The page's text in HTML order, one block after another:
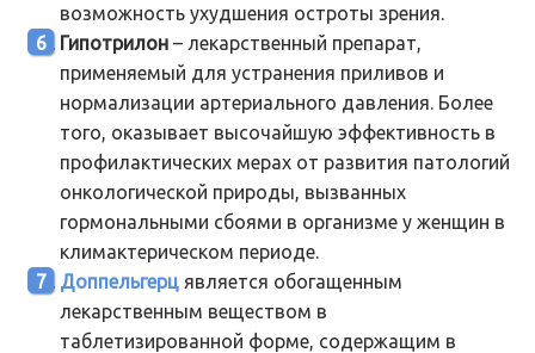
возможность ухудшения остроты зрения.
Гипотрилон – лекарственный препарат,
применяемый для устранения приливов и
нормализации артериального давления. Более
того, оказывает высочайшую эффективность в
профилактических мерах от развития патологий
онкологической природы, вызванных
гормональными сбоями в организме у женщин в
климактерическом периоде.
Доппельгерц является обогащенным
лекарственным веществом в
таблетизированной форме, содержащим в